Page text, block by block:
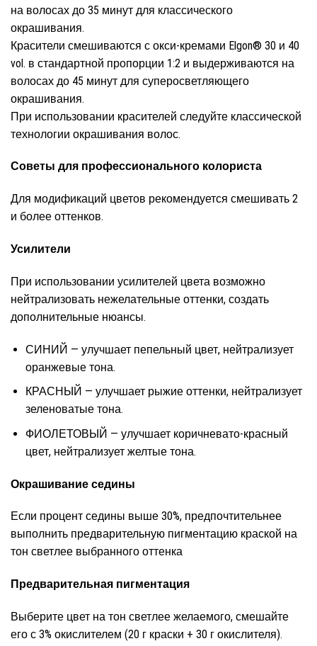
на волосах до 35 минут для классического
окрашивания.
Красители смешиваются с окси-кремами Elgon® 30 и 40
vol. в стандартной пропорции 1:2 и выдерживаются на
волосах до 45 минут для суперосветляющего
окрашивания.
При использовании красителей следуйте классической
технологии окрашивания волос.
Советы для профессионального колориста
Для модификаций цветов рекомендуется смешивать 2
и более оттенков.
Усилители
При использовании усилителей цвета возможно
нейтрализовать нежелательные оттенки, создать
дополнительные нюансы.
СИНИЙ — улучшает пепельный цвет, нейтрализует
оранжевые тона.
КРАСНЫЙ — улучшает рыжие оттенки, нейтрализует
зеленоватые тона.
ФИОЛЕТОВЫЙ — улучшает коричневато-красный
цвет, нейтрализует желтые тона.
Окрашивание седины
Если процент седины выше 30%, предпочтительнее
выполнить предварительную пигментацию краской на
тон светлее выбранного оттенка
Предварительная пигментация
Выберите цвет на тон светлее желаемого, смешайте
его с 3% окислителем (20 г краски + 30 г окислителя).